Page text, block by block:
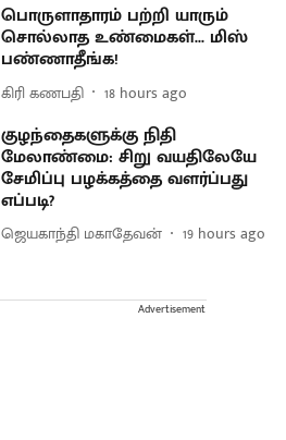
பொருளாதாரம் பற்றி யாரும்
சொல்லாத உண்மைகள்... மிஸ்
பண்ணாதீங்க!
கிரி கணபதி 18 hours ago
குழந்தைகளுக்கு நிதி
மேலாண்மை: சிறு வயதிலேயே
சேமிப்பு பழக்கத்தை வளர்ப்பது
எப்படி?
ஜெயகாந்தி மகாதேவன் 19 hours ago
Advertisement